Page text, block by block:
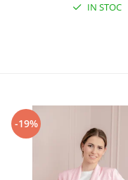
IN STOC
-19%